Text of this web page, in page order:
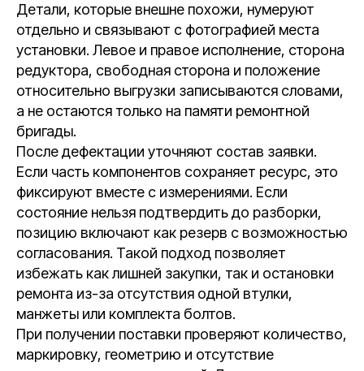
Детали, которые внешне похожи, нумеруют
отдельно и связывают с фотографией места
установки. Левое и правое исполнение, сторона
редуктора, свободная сторона и положение
относительно выгрузки записываются словами,
а не остаются только на памяти ремонтной
бригады.
После дефектации уточняют состав заявки.
Если часть компонентов сохраняет ресурс, это
фиксируют вместе с измерениями. Если
состояние нельзя подтвердить до разборки,
позицию включают как резерв с возможностью
согласования. Такой подход позволяет
избежать как лишней закупки, так и остановки
ремонта из-за отсутствия одной втулки,
манжеты или комплекта болтов.
При получении поставки проверяют количество,
маркировку, геометрию и отсутствие